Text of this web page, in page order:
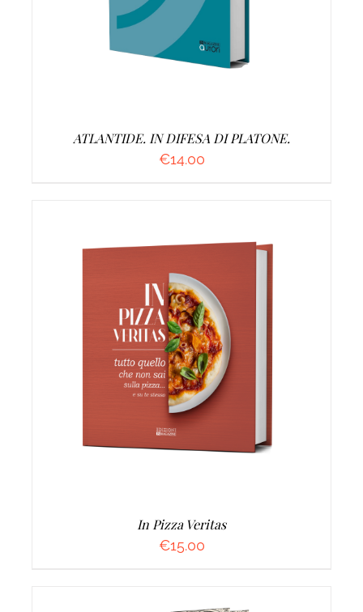
ATLANTIDE. IN DIFESA DI PLATONE.
€14.00
AGGIUNGI AL CARRELLO /
In Pizza Veritas
€15.00